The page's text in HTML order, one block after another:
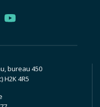
bureau 450
H2K 4R5